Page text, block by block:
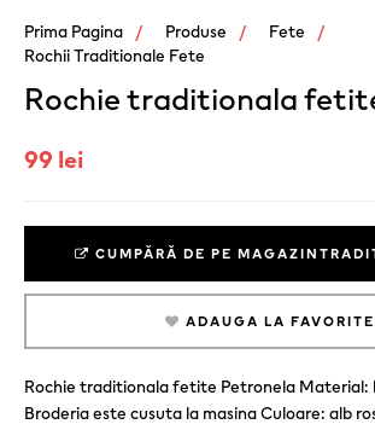
Prima Pagina Produse
Fete
Rochii Traditionale Fete
Rochie traditionala
99 lei
CUMPĂRĂ DE PE
ADAUGA LA FAVORITE
Rochie traditionala fetite Petronela Material:
Broderia este cusuta la masina Culoare: alb